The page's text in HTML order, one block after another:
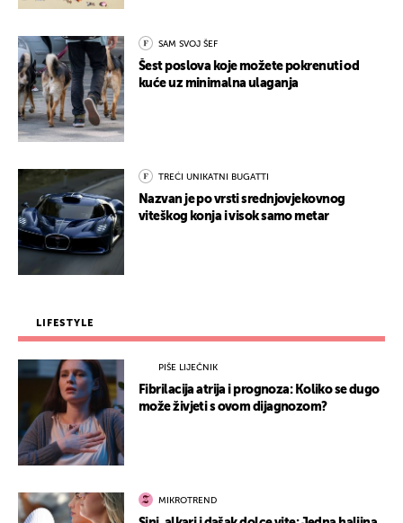
SAM SVOJ ŠEF
Šest poslova koje možete pokrenuti od
kuće uz minimalna ulaganja
TREĆI UNIKATNI BUGATTI
Nazvan je po vrsti srednjovjekovnog
viteškog konja i visok samo metar
LIFESTYLE
PIŠE LIJEČNIK
Fibrilacija atrija i prognoza: Koliko se dugo
može živjeti s ovom dijagnozom?
MIKROTREND